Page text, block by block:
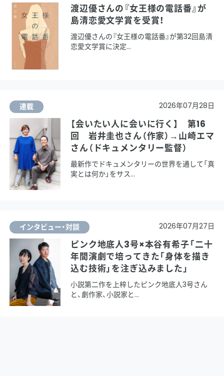
渡辺優さんの『女王様の電話番』が
島清恋愛文学賞を受賞！
渡辺優さんの『女王様の電話番』が第32回島清
恋愛文学賞に決定
連載 2026年07月28日
【会いたい人に会いに行く】 第16
回 岩井圭也さん（作家）→山崎エマ
さん（ドキュメンタリー監督）
最新作でドキュメンタリーの世界を通して「真
実とは何か」をサス
インタビュー・対談 2026年07月27日
ピンク地底人3号×本谷有希子「二十
年間演劇で培ってきた「身体を描き
込む技術」を注ぎ込みました」
小説第二作を上梓したピンク地底人3号さん
と、劇作家、小説家と